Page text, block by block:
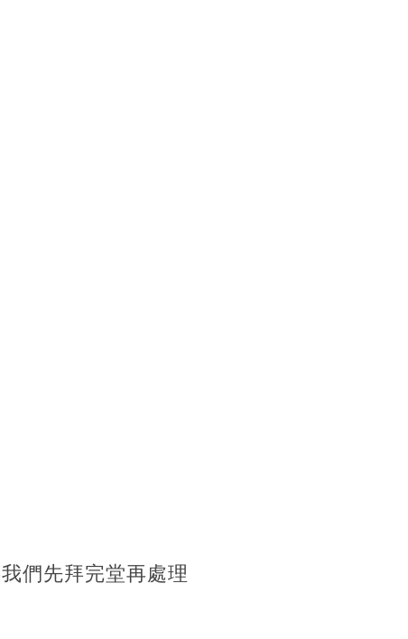
們先拜完堂再處理